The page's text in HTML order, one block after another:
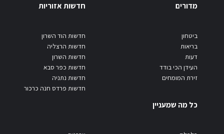
מדורים
ביטחון
בריאות
דעות
העידן הכי בודד
זירת המומחים
חדשות אזוריות
חדשות הוד השרון
חדשות הרצליה
חדשות השרון
חדשות כפר סבא
חדשות נתניה
חדשות פרדס חנה כרכור
כל מה שמעניין